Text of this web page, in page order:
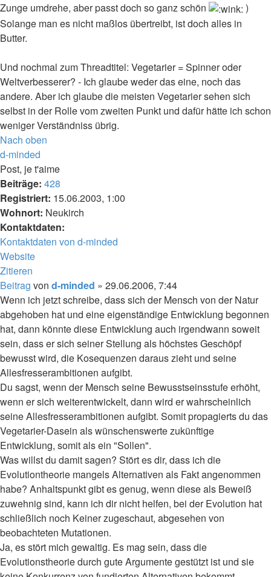
Zunge umdrehe, aber passt doch so ganz schön
)
Solange man es nicht maßlos übertreibt, ist doch alles in
Butter.
Und nochmal zum Threadtitel: Vegetarier = Spinner oder
Weltverbesserer? - Ich glaube weder das eine, noch das
andere. Aber ich glaube die meisten Vegetarier sehen sich
selbst in der Rolle vom zweiten Punkt und dafür hätte ich schon
weniger Verständniss übrig.
Nach oben
d-minded
Post, je t'aime
Beiträge: 428
Registriert: 15.06.2003, 1:00
Wohnort: Neukirch
Kontaktdaten:
Kontaktdaten von d-minded
Website
Zitieren
Beitrag von d-minded » 29.06.2006, 7:44
Wenn ich jetzt schreibe, dass sich der Mensch von der Natur
abgehoben hat und eine eigenständige Entwicklung begonnen
hat, dann könnte diese Entwicklung auch irgendwann soweit
sein, dass er sich seiner Stellung als höchstes Geschöpf
bewusst wird, die Kosequenzen daraus zieht und seine
Allesfresserambitionen aufgibt.
Du sagst, wenn der Mensch seine Bewusstseinsstufe erhöht,
wenn er sich weiterentwickelt, dann wird er wahrscheinlich
seine Allesfresserambitionen aufgibt. Somit propagierts du das
Vegetarier-Dasein als wünschenswerte zukünftige
Entwicklung, somit als ein "Sollen".
Was willst du damit sagen? Stört es dir, dass ich die
Evolutiontheorie mangels Alternativen als Fakt angenommen
habe? Anhaltspunkt gibt es genug, wenn diese als Beweiß
zuwehnig sind, kann ich dir nicht helfen, bei der Evolution hat
schließlich noch Keiner zugeschaut, abgesehen von
beobachteten Mutationen.
Ja, es stört mich gewaltig. Es mag sein, dass die
Evolutionstheorie durch gute Argumente gestützt ist und sie